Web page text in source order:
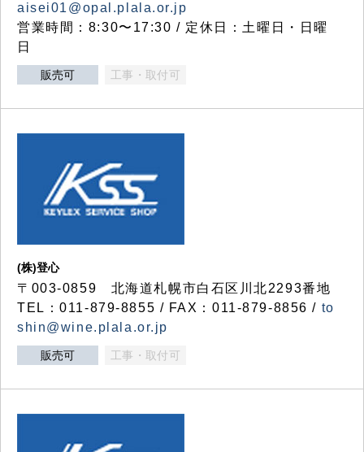
aisei01@opal.plala.or.jp
営業時間：8:30〜17:30 / 定休日：土曜日・日曜
日
販売可 工事・取付可
(株)登心
〒003-0859 北海道札幌市白石区川北2293番地
TEL：011-879-8855 / FAX：011-879-8856 / to
shin@wine.plala.or.jp
販売可 工事・取付可